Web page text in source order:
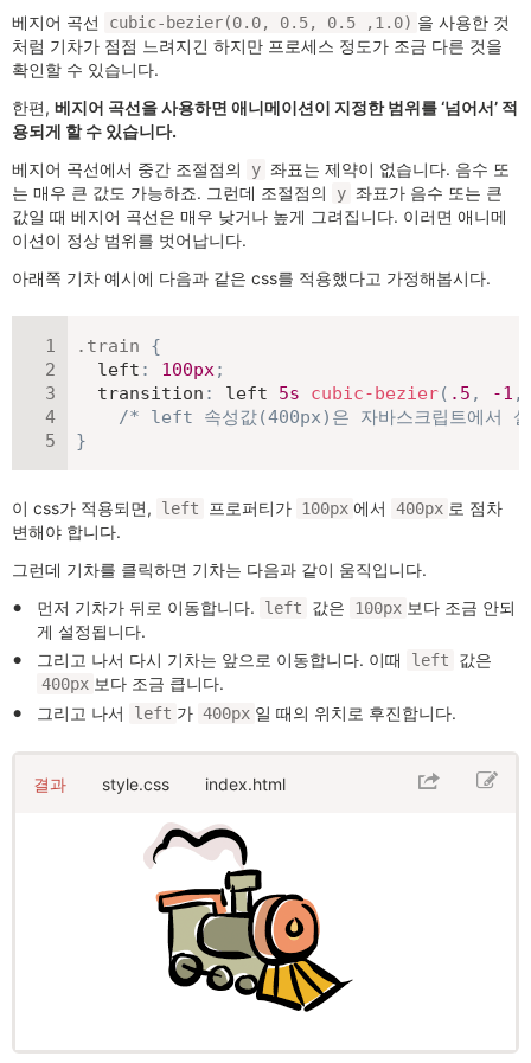
베지어 곡선 cubic-bezier(0.0, 0.5, 0.5 ,1.0) 을 사용한 것
처럼 기차가 점점 느려지긴 하지만 프로세스 정도가 조금 다른 것을
확인할 수 있습니다.
한편, 베지어 곡선을 사용하면 애니메이션이 지정한 범위를 ‘넘어서’ 적
용되게 할 수 있습니다.
베지어 곡선에서 중간 조절점의
y 좌표는 제약이 없습니다. 음수 또
는 매우 큰 값도 가능하죠. 그런데 조절점의
y 좌표가 음수 또는 큰
값일 때 베지어 곡선은 매우 낮거나 높게 그려집니다. 이러면 애니메
이션이 정상 범위를 벗어납니다.
아래쪽 기차 예시에 다음과 같은 css를 적용했다고 가정해봅시다.
.train
{
left : 100px;
transition : left 5s cubic-bezier( .5 , -1 ,
/* left 속성값(400px)은 자바스크립트에서
}
이 css가 적용되면, left 프로퍼티가 100px 에서 400px 로 점차
변해야 합니다.
그런데 기차를 클릭하면 기차는 다음과 같이 움직입니다.
먼저 기차가 뒤로 이동합니다.
left 값은 100px 보다 조금 안되
게 설정됩니다.
그리고 나서 다시 기차는 앞으로 이동합니다. 이때
left 값은
400px 보다 조금 큽니다.
그리고 나서
left 가 400px 일 때의 위치로 후진합니다.
결과 style.css index.html